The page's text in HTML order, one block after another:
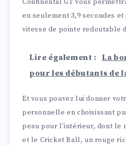
Continental GT vous
en seulement 3,9 secondes et
vitesse de pointe redoutable
Lire également :
La
pour les débutants de
Et vous pouvez lui donner
personnelle en choisissant
peau pour l’intérieur, dont le
et le Cricket Ball, un rouge